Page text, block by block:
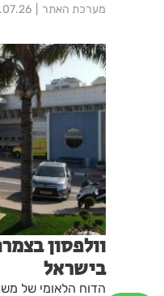
מערכת האתר
וולפסון
בישראל